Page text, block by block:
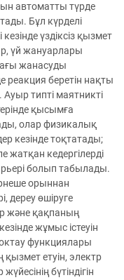
автоматты түрде
Бұл күрделі
үздіксіз қызмет
үй жануарлары
жанасуды
реакция беретін нақты
типті маятникті
қысымға
олар физикалық
кезінде тоқтатады;
жатқан кедергілерді
болып табылады.
орыннан
дереу өшіруге
және қақпаның
жұмыс істеуін
функциялары
қызмет етуін, электр
бүтіндігін